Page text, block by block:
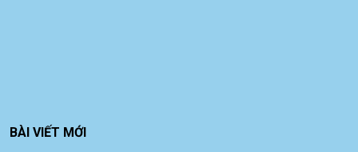
BÀI VIẾT MỚI